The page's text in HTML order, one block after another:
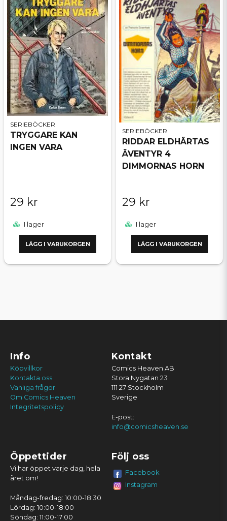
SERIEBÖCKER
TRYGGARE KAN
INGEN VARA
29 kr
I lager
LÄGG I VARUKORGEN
SERIEBÖCKER
RIDDAR ELDHÄRTAS
ÄVENTYR 4
DIMMORNAS HORN
29 kr
I lager
LÄGG I VARUKORGEN
Info
Köpvillkor
Kontakta oss
Vanliga frågor
Om Comics Heaven
Integritetspolicy
Kontakt
Comics Heaven AB
Stora Nygatan 23
111 27 Stockholm
Sverige
E-post:
info@comicsheaven.se
Öppettider
Vi har öppet varje dag, hela
året om!
Måndag-fredag: 10:00-18:30
Lördag: 10:00-18:00
Söndag: 11:00-17:00
Följ oss
Facebook
Instagram